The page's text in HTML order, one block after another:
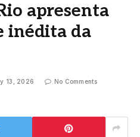
apresenta
inédita da
13, 2026 No Comments